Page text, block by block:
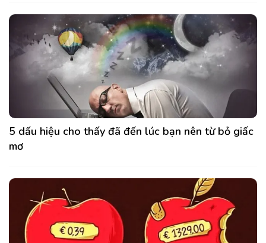
5 dấu hiệu cho thấy đã đến lúc bạn nên từ bỏ giấc
mơ